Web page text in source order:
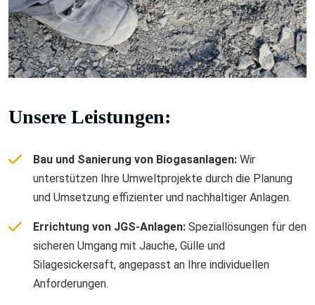
Unsere Leistungen:
Bau und Sanierung von Biogasanlagen: Wir
unterstützen Ihre Umweltprojekte durch die Planung
und Umsetzung effizienter und nachhaltiger Anlagen.
Errichtung von JGS-Anlagen: Speziallösungen für den
sicheren Umgang mit Jauche, Gülle und
Silagesickersaft, angepasst an Ihre individuellen
Anforderungen.